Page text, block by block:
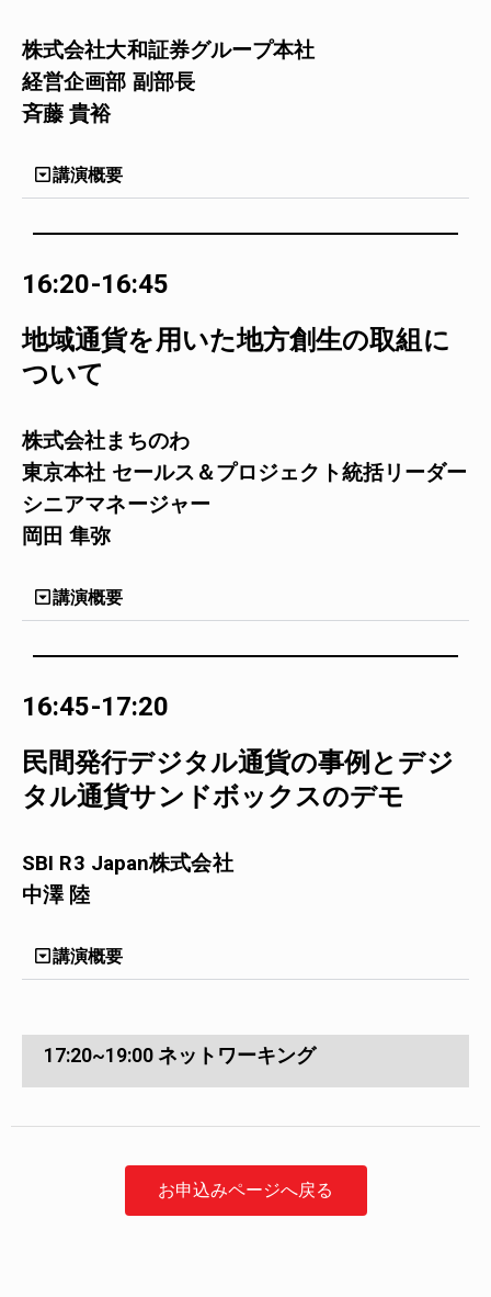
株式会社大和証券グループ本社
経営企画部 副部長
斉藤 貴裕
講演概要
16:20-16:45
地域通貨を用いた地方創生の取組に
ついて
株式会社まちのわ
東京本社 セールス＆プロジェクト統括リーダー
シニアマネージャー
岡田 隼弥
講演概要
16:45-17:20
民間発行デジタル通貨の事例とデジ
タル通貨サンドボックスのデモ
SBI R3 Japan株式会社
中澤 陸
講演概要
17:20~19:00 ネットワーキング
お申込みページへ戻る